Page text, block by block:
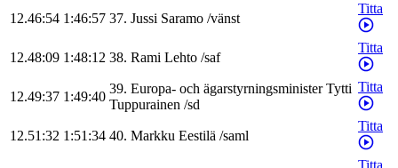
12.46:54 1:46:57 37. Jussi Saramo /vänst
Titta
12.48:09 1:48:12 38. Rami Lehto /saf
Titta
12.49:37 1:49:40
39. Europa- och ägarstyrningsminister Tytti
Tuppurainen /sd
Titta
12.51:32 1:51:34 40. Markku Eestilä /saml
Titta